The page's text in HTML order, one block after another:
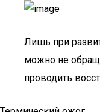
Лишь при
можно не
проводить